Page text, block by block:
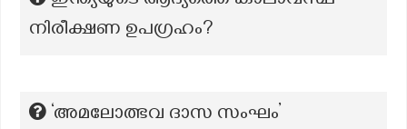
നിരീക്ഷണ ഉപഗ്രഹം?
‘അമലോത്ഭവ ദാസ സംഘം’